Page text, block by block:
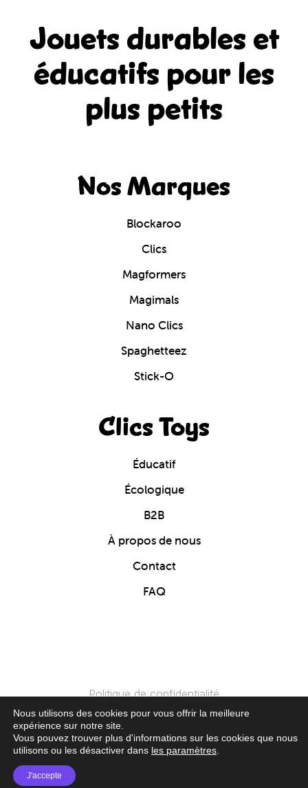
Jouets durables et
éducatifs pour les
plus petits
Nos Marques
Blockaroo
Clics
Magformers
Magimals
Nano Clics
Spaghetteez
Stick-O
Clics Toys
Éducatif
Écologique
B2B
À propos de nous
Contact
FAQ
Politique de confidentialité
© 2024 Clics Toys. Tous Droits Réservés.
Nous utilisons des cookies pour vous offrir la meilleure
expérience sur notre site.
Vous pouvez trouver plus d'informations sur les cookies que nous
utilisons ou les désactiver dans les paramètres
J'accepte